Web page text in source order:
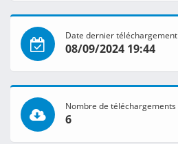
Date dernier téléchargement
08/09/2024 19:44
Nombre de téléchargements
6